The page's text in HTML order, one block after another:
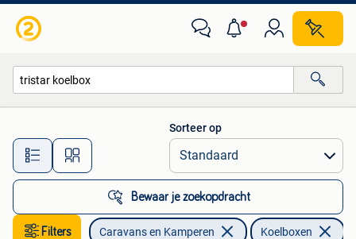
Alle afstanden…
Sorteer op
Bewaar je zoekopdracht
Filters Caravans en Kamperen Koelboxen